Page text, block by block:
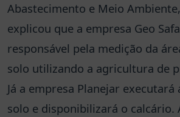
Abastecimento e Meio
explicou que a empresa Geo
responsável pela medição da
solo utilizando a agricultura de
Já a empresa Planejar
solo e disponibilizará o calcário.